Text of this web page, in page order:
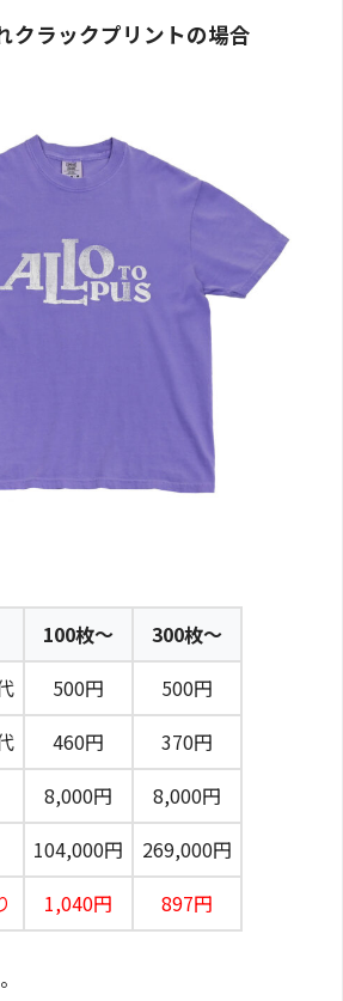
クラックプリントの場合
100枚〜
300枚〜
500円
500円
460円
370円
8,000円
8,000円
104,000円
269,000円
1,040円 897円